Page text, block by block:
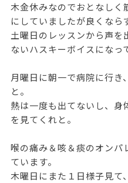
木金休みなのでおとなしく
にしていましたが良くなら
土曜日のレッスンから声を
ないハスキーボイスになっ
月曜日に朝一で病院に行き
と。
熱は一度も出てないし、身
を見てくれと。
喉の痛み＆咳＆痰のオンパ
ています。
木曜日にまた１日様子見て